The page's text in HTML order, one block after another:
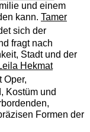
und einem
kann. Tamer
sich der
fragt nach
Stadt und der
Hekmat
Oper,
Kostüm und
Formen der